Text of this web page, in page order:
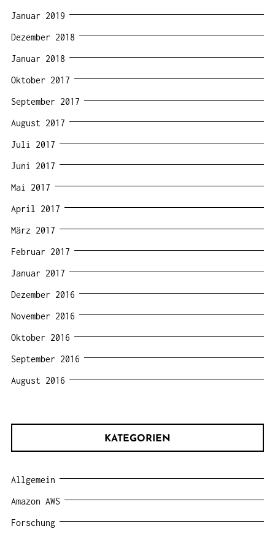
Januar 2019
Dezember 2018
Januar 2018
Oktober 2017
September 2017
August 2017
Juli 2017
Juni 2017
Mai 2017
April 2017
März 2017
Februar 2017
Januar 2017
Dezember 2016
November 2016
Oktober 2016
September 2016
August 2016
KATEGORIEN
Allgemein
Amazon AWS
Forschung